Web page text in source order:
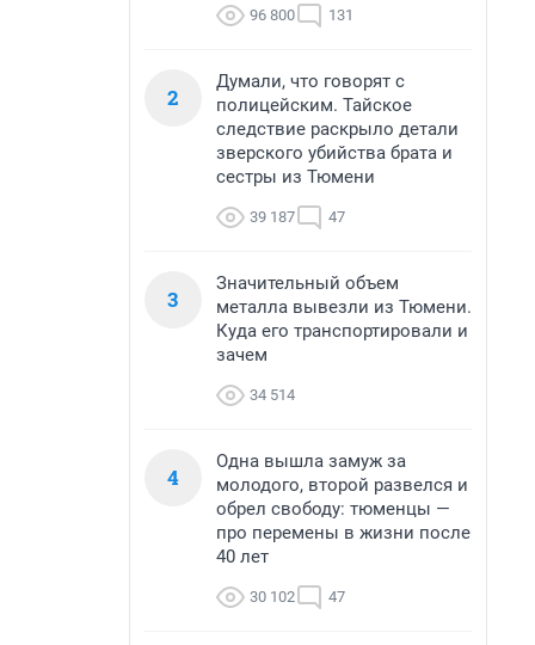
96 800 131
2
Думали, что говорят с
полицейским. Тайское
следствие раскрыло детали
зверского убийства брата и
сестры из Тюмени
39 187 47
3
Значительный объем
металла вывезли из Тюмени.
Куда его транспортировали и
зачем
34 514
4
Одна вышла замуж за
молодого, второй развелся и
обрел свободу: тюменцы —
про перемены в жизни после
40 лет
30 102 47